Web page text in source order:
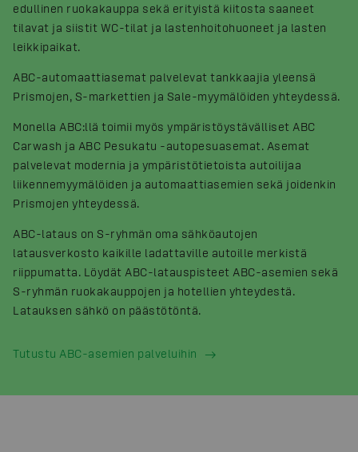
edullinen ruokakauppa sekä erityistä kiitosta saaneet
tilavat ja siistit WC-tilat ja lastenhoitohuoneet ja lasten
leikkipaikat.
ABC-automaattiasemat palvelevat tankkaajia yleensä
Prismojen, S-markettien ja Sale-myymälöiden yhteydessä.
Monella ABC:llä toimii myös ympäristöystävälliset ABC
Carwash ja ABC Pesukatu -autopesuasemat. Asemat
palvelevat modernia ja ympäristötietoista autoilijaa
liikennemyymälöiden ja automaattiasemien sekä joidenkin
Prismojen yhteydessä.
ABC-lataus on S-ryhmän oma sähköautojen
latausverkosto kaikille ladattaville autoille merkistä
riippumatta. Löydät ABC-latauspisteet ABC-asemien sekä
S-ryhmän ruokakauppojen ja hotellien yhteydestä.
Latauksen sähkö on päästötöntä.
Tutustu ABC-asemien palveluihin